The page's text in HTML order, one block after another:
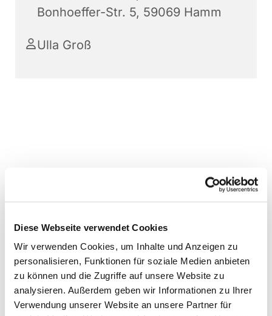
Diese Webseite verwendet Cookies
Wir verwenden Cookies, um Inhalte und Anzeigen zu
personalisieren, Funktionen für soziale Medien anbieten
zu können und die Zugriffe auf unsere Website zu
analysieren. Außerdem geben wir Informationen zu Ihrer
Verwendung unserer Website an unsere Partner für
Bonhoeffer-Str. 5, 59069 Hamm
Ulla Groß